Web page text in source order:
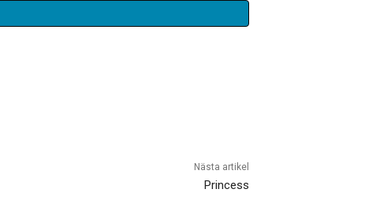
Nästa artikel
Princess